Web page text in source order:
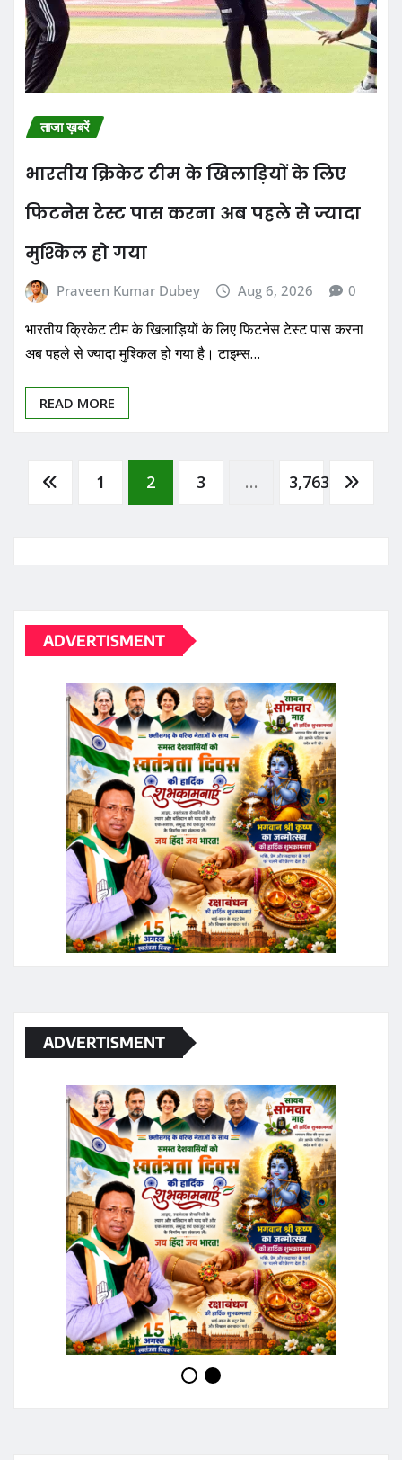
ताजा ख़बरें
भारतीय क्रिकेट टीम के खिलाड़ियों के लिए
फिटनेस टेस्ट पास करना अब पहले से ज्यादा
मुश्किल हो गया
Praveen Kumar Dubey Aug 6, 2026 0
भारतीय क्रिकेट टीम के खिलाड़ियों के लिए फिटनेस टेस्ट पास करना
अब पहले से ज्यादा मुश्किल हो गया है। टाइम्स…
READ MORE
Posts
1 2 3 … 3,763
ADVERTISMENT
ADVERTISMENT